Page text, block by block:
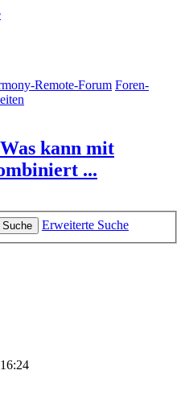
Remote-Forum Foren-
kann mit
...
Suche
Erweiterte Suche